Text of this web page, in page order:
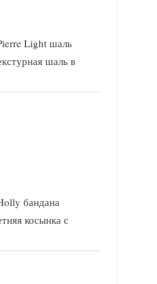
Light шаль
шаль в
бандана
косынка с